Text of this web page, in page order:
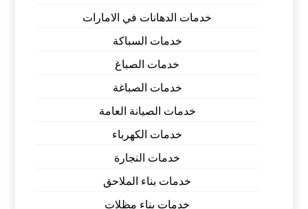
خدمات الدهانات في الامارات
خدمات السباكة
خدمات الصباغ
خدمات الصباغة
خدمات الصيانة العامة
خدمات الكهرباء
خدمات النجارة
خدمات بناء الملاحق
خدمات بناء مظلات